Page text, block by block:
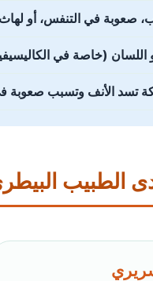
صعوبة في التنفس، أو لهاث
اللسان (خاصة في
تسد الأنف وتسبب صعوبة
الطبيب